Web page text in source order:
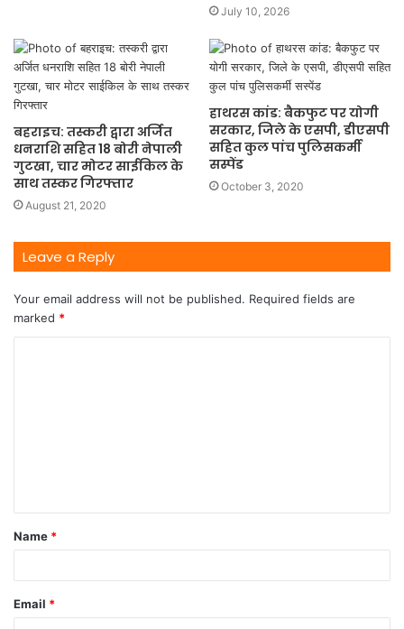
July 10, 2026
बहराइच: तस्करी द्वारा अर्जित
धनराशि सहित 18 बोरी नेपाली
गुटखा, चार मोटर साईकिल के
साथ तस्कर गिरफ्तार
August 21, 2020
हाथरस कांड: बैकफुट पर योगी
सरकार, जिले के एसपी, डीएसपी
सहित कुल पांच पुलिसकर्मी
सस्पेंड
October 3, 2020
Leave a Reply
Your email address will not be published. Required fields are
marked *
Name *
Email *